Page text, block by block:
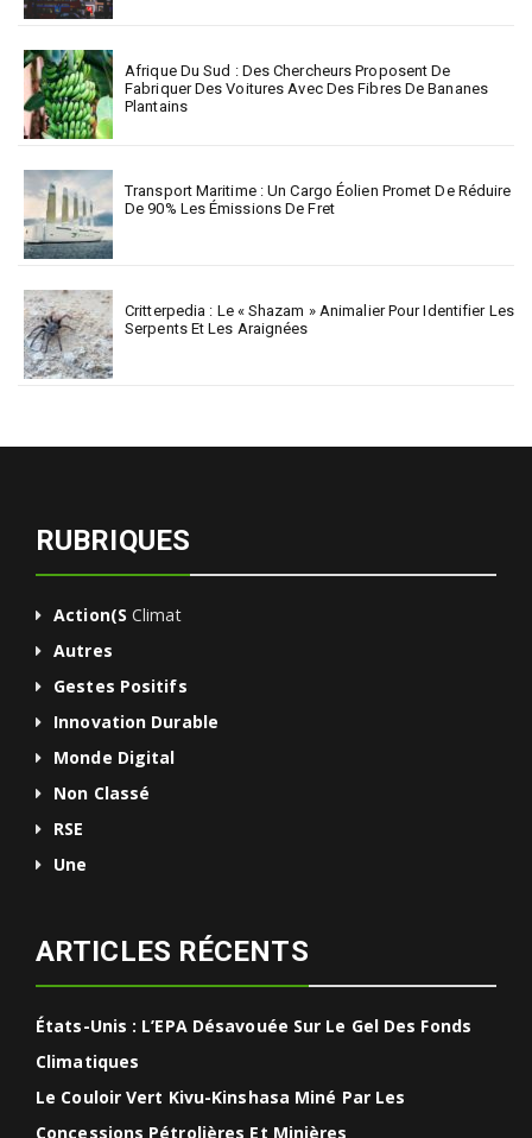
Afrique Du Sud : Des Chercheurs Proposent De
Fabriquer Des Voitures Avec Des Fibres De Bananes
Plantains
Transport Maritime : Un Cargo Éolien Promet De Réduire
De 90% Les Émissions De Fret
Critterpedia : Le « Shazam » Animalier Pour Identifier Les
Serpents Et Les Araignées
RUBRIQUES
Action(s Climat
Autres
Gestes Positifs
Innovation Durable
Monde Digital
Non Classé
RSE
Une
ARTICLES RÉCENTS
États-Unis : L’EPA Désavouée Sur Le Gel Des Fonds
Climatiques
Le Couloir Vert Kivu-Kinshasa Miné Par Les
Concessions Pétrolières Et Minières